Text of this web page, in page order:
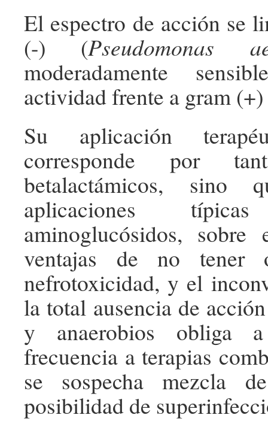
El espectro de acción se
(-) (Pseudomonas
moderadamente
actividad frente a gram
Su aplicación
corresponde por
betalactámicos, sino
aplicaciones
aminoglucósidos,
ventajas de no tener
nefrotoxicidad, y el
la total ausencia de
y anaerobios obliga
frecuencia a terapias
se sospecha mezcla
posibilidad de